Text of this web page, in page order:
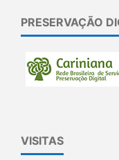
PRESERVAÇÃO
VISITAS